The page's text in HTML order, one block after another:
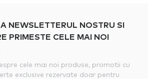
NEWSLETTERUL NOSTRU SI
PRIMESTE CELE MAI NOI
cele mai noi produse, promotii cu
exclusive rezervate doar pentru